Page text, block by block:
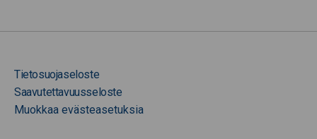
Tietosuojaseloste
Saavutettavuusseloste
Muokkaa evästeasetuksia